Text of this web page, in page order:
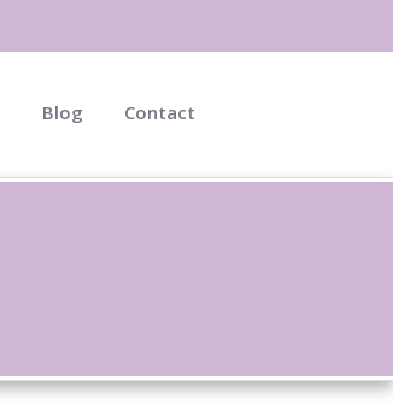
Blog Contact